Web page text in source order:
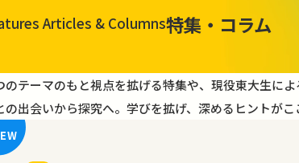
Articles & Columns特集・コラム
のテーマのもと視点を拡げる特集や、現役東大生によ
の出会いから探究へ。学びを拡げ、深めるヒントがこ